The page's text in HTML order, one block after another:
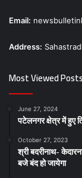
Email:
Address:
Most Viewed Posts
June 27, 2024
पटेलनगर क्षेत्र में हुए
October 27, 2023
श्री बदरीनाथ-
बजे बंद हो जायेगा